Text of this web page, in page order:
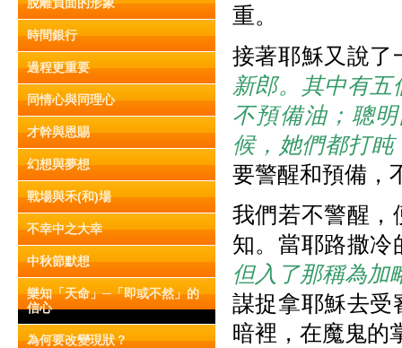
時間銀行
過程更重要
同情心與同理心
才幹與恩賜
幻想與夢想
戰場與禾(和)場
不幸中之大幸
中秋節默想
樂知「天命」─「即或不然」的
信心
為何要改變現狀？
重。
接著耶穌又說了
新郎。其中有
不預備油；聰
候，她們都打
要警醒和預備，
我們若不警醒，
知。當耶路撒冷
但入了那稱為加
謀捉拿耶穌去受
暗裡，在魔鬼的